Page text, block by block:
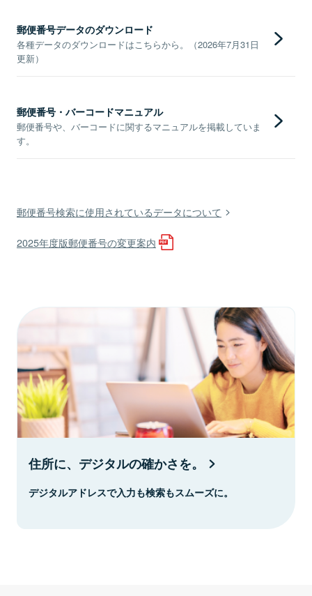
郵便番号データのダウンロード
各種データのダウンロードはこちらから。（2026年7月31日
更新）
郵便番号・バーコードマニュアル
郵便番号や、バーコードに関するマニュアルを掲載していま
す。
郵便番号検索に使用されているデータについて
2025年度版郵便番号の変更案内
住所に、デジタルの確かさを。
デジタルアドレスで入力も検索もスムーズに。